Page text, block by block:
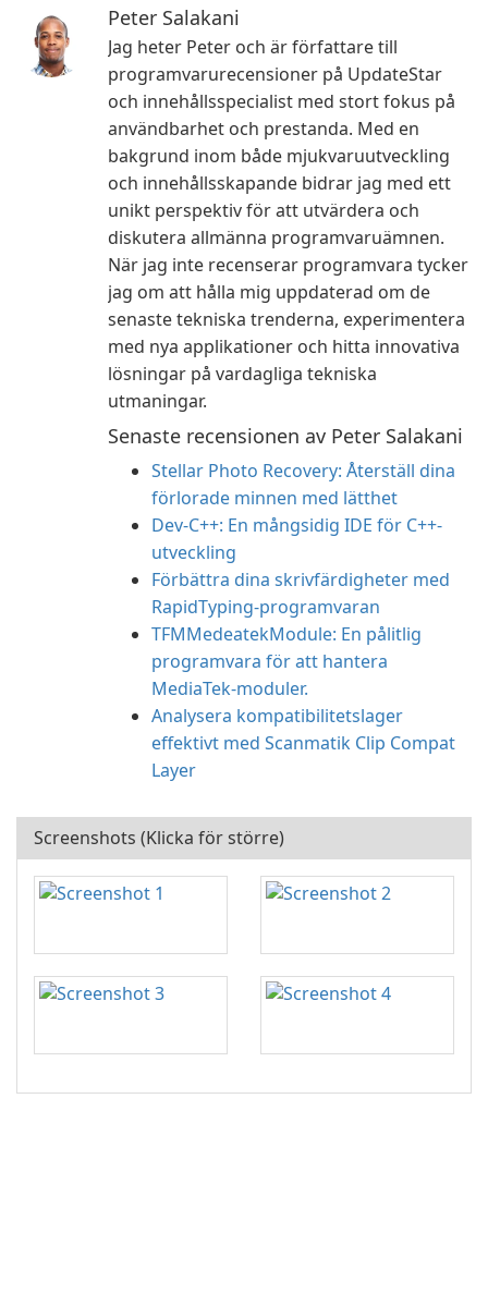
Peter Salakani
Jag heter Peter och är författare till
programvarurecensioner på UpdateStar
och innehållsspecialist med stort fokus på
användbarhet och prestanda. Med en
bakgrund inom både mjukvaruutveckling
och innehållsskapande bidrar jag med ett
unikt perspektiv för att utvärdera och
diskutera allmänna programvaruämnen.
När jag inte recenserar programvara tycker
jag om att hålla mig uppdaterad om de
senaste tekniska trenderna, experimentera
med nya applikationer och hitta innovativa
lösningar på vardagliga tekniska
utmaningar.
Senaste recensionen av Peter Salakani
Stellar Photo Recovery: Återställ dina
förlorade minnen med lätthet
Dev-C++: En mångsidig IDE för C++-
utveckling
Förbättra dina skrivfärdigheter med
RapidTyping-programvaran
TFMMedeatekModule: En pålitlig
programvara för att hantera
MediaTek-moduler.
Analysera kompatibilitetslager
effektivt med Scanmatik Clip Compat
Layer
Screenshots (Klicka för större)